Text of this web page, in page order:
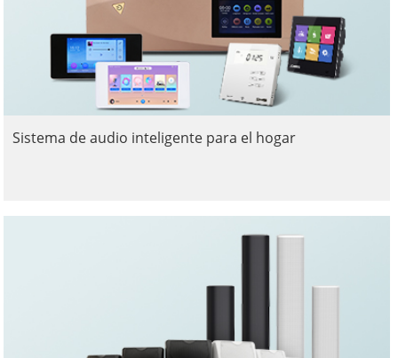
Sistema de audio inteligente para el hogar